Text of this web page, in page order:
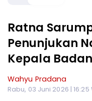
Ratna
Penunjukan
Kepala
Wahyu Pradana
Rabu, 03 Juni 2026 | 16:25